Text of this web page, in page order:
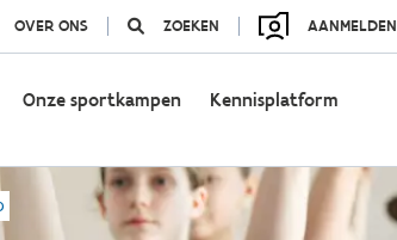
OVER ONS ZOEKEN AANMELDEN
Onze sportkampen Kennisplatform